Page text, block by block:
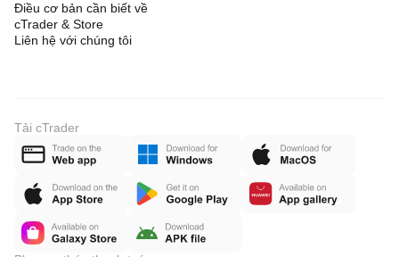
Điều cơ bản cần biết về
cTrader & Store
Liên hệ với chúng tôi
Tải cTrader